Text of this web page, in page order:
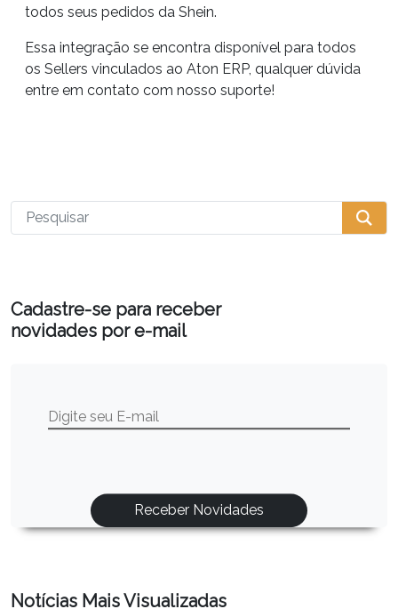
todos seus pedidos da Shein.
Essa integração se encontra disponível para todos
os Sellers vinculados ao Aton ERP, qualquer dúvida
entre em contato com nosso suporte!
Cadastre-se para receber
novidades por e-mail
Notícias Mais Visualizadas